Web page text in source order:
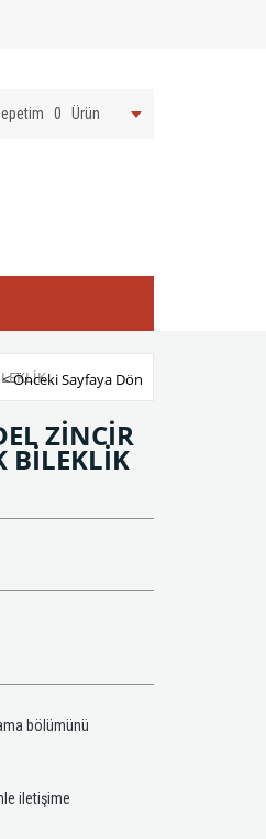
0 Ürün
< Önceki Sayfaya Dön
ZİNCİR
BİLEKLİK
bölümünü
iletişime